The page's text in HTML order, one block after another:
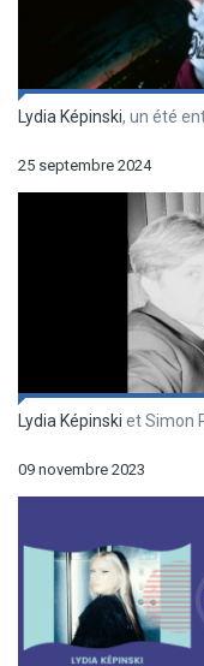
Lydia Képinski, un été
25 septembre 2024
Lydia Képinski et Simon
09 novembre 2023